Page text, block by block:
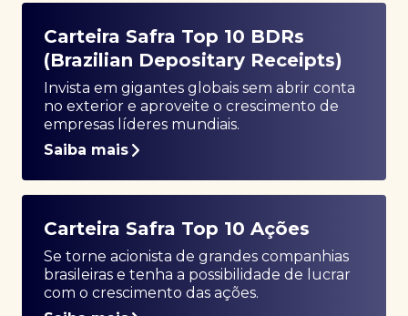
Carteira Safra Top 10 BDRs
(Brazilian Depositary Receipts)
Invista em gigantes globais sem abrir conta
no exterior e aproveite o crescimento de
empresas líderes mundiais.
Saiba mais
Carteira Safra Top 10 Ações
Se torne acionista de grandes companhias
brasileiras e tenha a possibilidade de lucrar
com o crescimento das ações.